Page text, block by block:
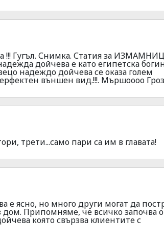
!!! Гугъл. Снимка. Статия за
дойчева е като египетска
надеждо дойчева се оказа голем
външен вид.!!!. Мършоооо
трети...само пари са им в главата!
е ясно, но много други могат да
дом. Припомняме, че всичко започва
която свързва клиентите с